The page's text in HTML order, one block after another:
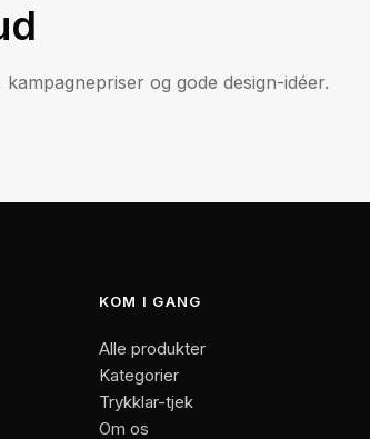
og gode design-idéer.
KOM I GANG
Alle produkter
Kategorier
Trykklar-tjek
Om os